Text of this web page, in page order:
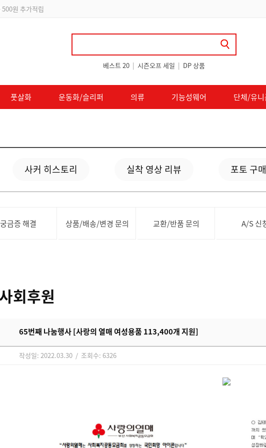
원 추가적립
베스트 20 | 시즌오프 세일 | DP 상품
풋살화 운동화/슬리퍼 의류 기능성웨어 단체/유
사커 히스토리 실착 영상 리뷰 포토 구
궁금증 해결 상품/배송/변경 문의 교환/반품 문의 A/S 신
사회후원
65번째 나눔행사 [사랑의 열매 여성용품 113,400개 지원]
작성일: 2022.03.30 / 조회수: 6326